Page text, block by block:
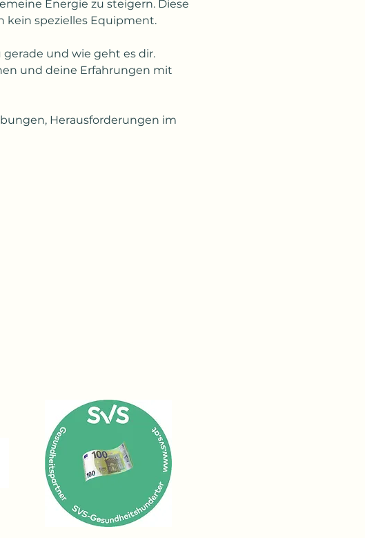
Energie zu steigern. Diese
kein spezielles Equipment.
und deine Erfahrungen mit